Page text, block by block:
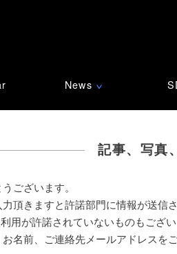
News ∨
記事、写真
ございます。
頂きますと許諾部門に情報が送信
用が許諾されていないものもござ
名前、ご連絡先メールアドレスを